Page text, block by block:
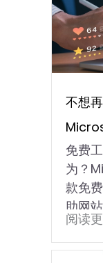
不想
巧！
免费
为？
款免
助网
阅读